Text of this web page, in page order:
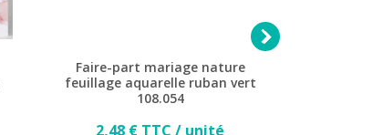
Faire-part mariage nature
feuillage aquarelle ruban vert
108.054
Prix
2,48 € TTC / unité
